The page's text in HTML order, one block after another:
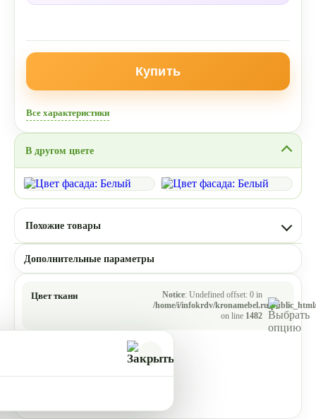
Купить
Все характеристики
В другом цвете
Похожие товары
Дополнительные параметры
Цвет ткани Notice: Undefined offset: 0 in
/home/i/infokrdv/kronamebel.ru/
on line 1482